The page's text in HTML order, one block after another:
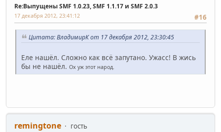
Re:Выпущены SMF 1.0.23, SMF 1.1.17 и SMF 2.0.3
#16
17 декабря 2012, 23:41:12
Цитата: ВладимирК от 17 декабря 2012, 23:30:45
Еле нашёл. Сложно как всё запутано. Ужасс! В жись
бы не нашёл. Ох уж этот народ.
remingtone гость